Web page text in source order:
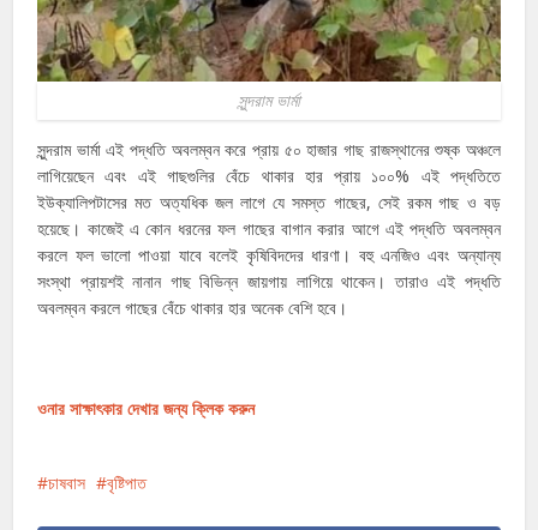
সুন্দরাম ভার্মা
সুন্দরাম ভার্মা এই পদ্ধতি অবলম্বন করে প্রায় ৫০ হাজার গাছ রাজস্থানের শুষ্ক অঞ্চলে
লাগিয়েছেন এবং এই গাছগুলির বেঁচে থাকার হার প্রায় ১০০% এই পদ্ধতিতে
ইউক্যালিপটাসের মত অত্যধিক জল লাগে যে সমস্ত গাছের, সেই রকম গাছ ও বড়
হয়েছে। কাজেই এ কোন ধরনের ফল গাছের বাগান করার আগে এই পদ্ধতি অবলম্বন
করলে ফল ভালো পাওয়া যাবে বলেই কৃষিবিদদের ধারণা। বহু এনজিও এবং অন্যান্য
সংস্থা প্রায়শই নানান গাছ বিভিন্ন জায়গায় লাগিয়ে থাকেন। তারাও এই পদ্ধতি
অবলম্বন করলে গাছের বেঁচে থাকার হার অনেক বেশি হবে।
ওনার সাক্ষাৎকার দেখার জন্য ক্লিক করুন
চাষবাস বৃষ্টিপাত